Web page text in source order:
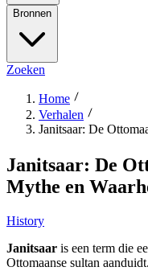
Bronnen
Zoeken
Home
Verhalen
Janitsaar: De
Janitsaar: De
Mythe en
History
Janitsaar is een term die
Ottomaanse sultan